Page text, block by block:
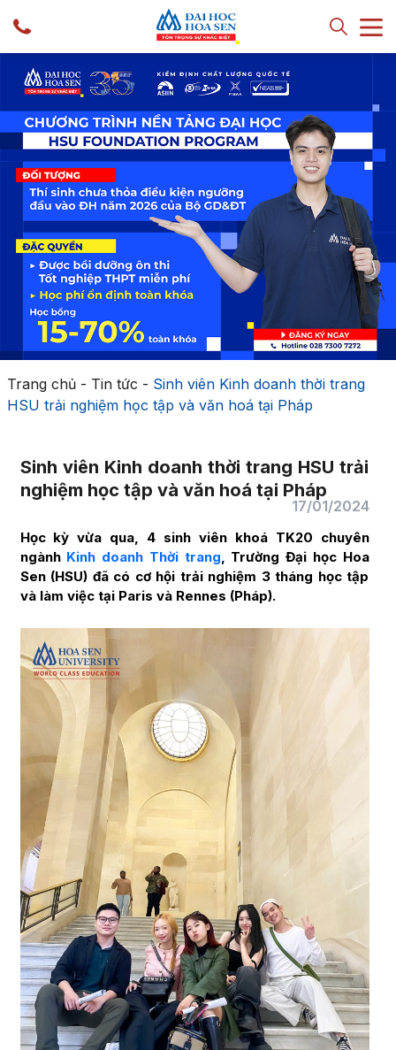
Trang chủ- Tin tức - Sinh viên Kinh doanh thời trang
HSU trải nghiệm học tập và văn hoá tại Pháp
Sinh viên Kinh doanh thời trang HSU trải
nghiệm học tập và văn hoá tại Pháp
17/01/2024
Học kỳ vừa qua, 4 sinh viên khoá TK20 chuyên
ngành Kinh doanh Thời trang, Trường Đại học Hoa
Sen (HSU) đã có cơ hội trải nghiệm 3 tháng học tập
và làm việc tại Paris và Rennes (Pháp).